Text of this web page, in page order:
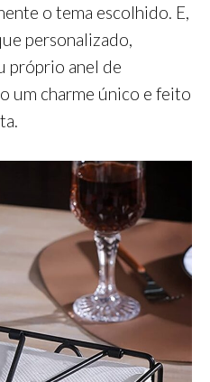
o tema escolhido. E,
personalizado,
próprio anel de
um charme único e feito